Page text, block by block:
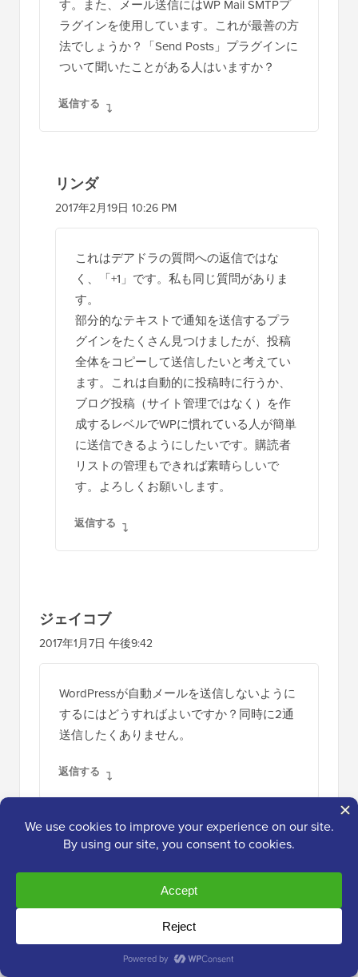
す。また、メール送信にはWP Mail SMTPプ
ラグインを使用しています。これが最善の方
法でしょうか？「Send Posts」プラグインに
ついて聞いたことがある人はいますか？
返信する
リンダ
2017年2月19日 10:26 PM
これはデアドラの質問への返信ではな
く、「+1」です。私も同じ質問がありま
す。
部分的なテキストで通知を送信するプラ
グインをたくさん見つけましたが、投稿
全体をコピーして送信したいと考えてい
ます。これは自動的に投稿時に行うか、
ブログ投稿（サイト管理ではなく）を作
成するレベルでWPに慣れている人が簡単
に送信できるようにしたいです。購読者
リストの管理もできれば素晴らしいで
す。よろしくお願いします。
返信する
ジェイコブ
2017年1月7日 午後9:42
WordPressが自動メールを送信しないように
するにはどうすればよいですか？同時に2通
送信したくありません。
返信する
ミシェル
2017年4月20日 午前9:40
同じ質問です。ブログ通知を送信するよ
うにMailChimpを設定しましたが、
WordPressが通知を送信しないようにす